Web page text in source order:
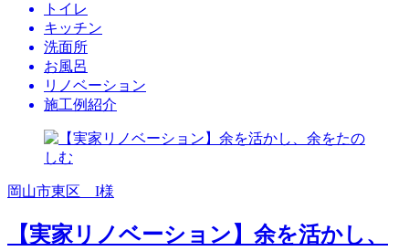
トイレ
キッチン
洗面所
お風呂
リノベーション
施工例紹介
岡山市東区 I様
【実家リノベーション】余を活かし、